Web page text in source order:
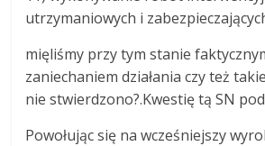
utrzymaniowych i
mięliśmy przy tym stanie
zaniechaniem działania czy też
nie stwierdzono?.Kwestię tą SN
Powołując się na wcześniejszy